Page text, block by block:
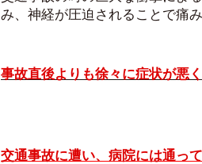
み、神経が圧迫されることで痛
事故直後よりも徐々に症状が悪
交通事故に遭い、病院には通っ